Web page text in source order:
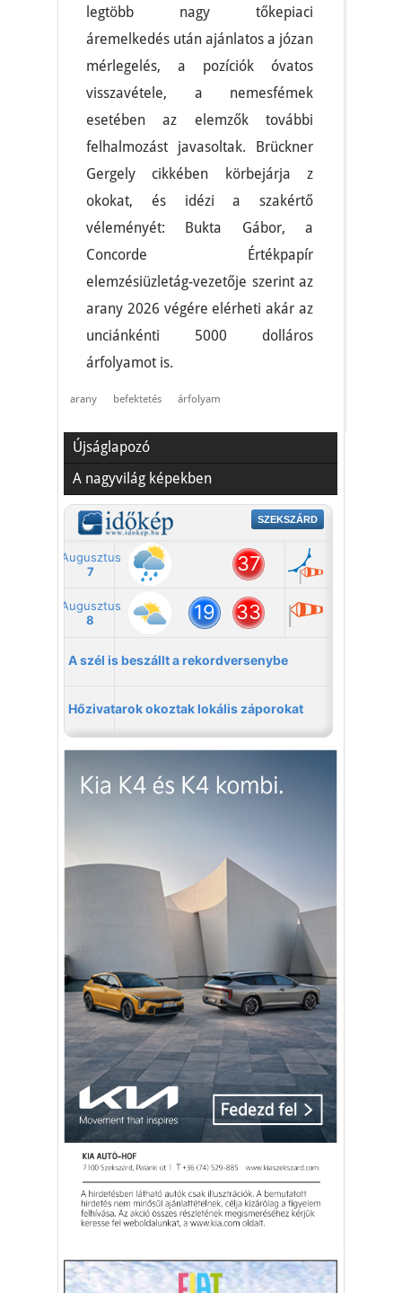
legtöbb nagy tőkepiaci
áremelkedés után ajánlatos a józan
mérlegelés, a pozíciók óvatos
visszavétele, a nemesfémek
esetében az elemzők további
felhalmozást javasoltak. Brückner
Gergely cikkében körbejárja z
okokat, és idézi a szakértő
véleményét: Bukta Gábor, a
Concorde Értékpapír
elemzésiüzletág-vezetője szerint az
arany 2026 végére elérheti akár az
unciánkénti 5000 dolláros
árfolyamot is.
arany befektetés árfolyam
Újságlapozó
A nagyvilág képekben